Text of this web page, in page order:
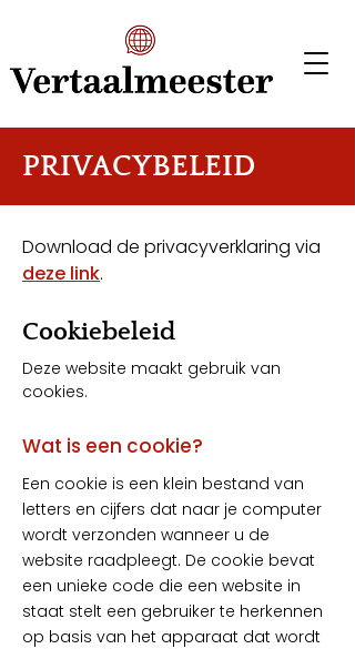
PRIVACYBELEID
Download de privacyverklaring via
deze link.
Cookiebeleid
Deze website maakt gebruik van
cookies.
Wat is een cookie?
Een cookie is een klein bestand van
letters en cijfers dat naar je computer
wordt verzonden wanneer u de
website raadpleegt. De cookie bevat
een unieke code die een website in
staat stelt een gebruiker te herkennen
op basis van het apparaat dat wordt